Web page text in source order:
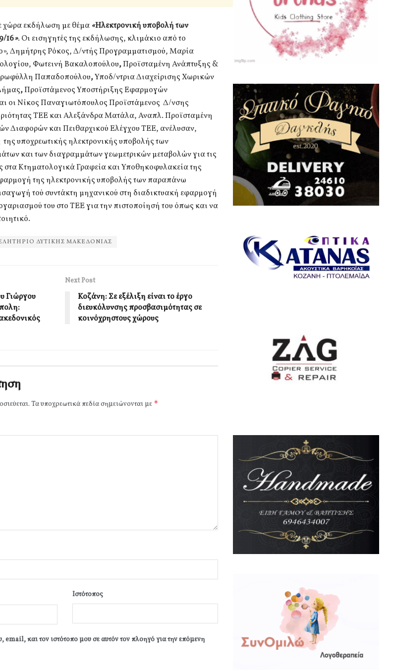
χώρα εκδήλωση με θέμα «Ηλεκτρονική υποβολή των
16». Οι εισηγητές της εκδήλωσης, κλιμάκιο από το
Δημήτρης Ρόκος, Δ/ντής Προγραμματισμού, Μαρία
Φωτεινή Βακαλοπούλου,Προϊσταμένη Ανάπτυξης &
Παπαδοπούλου,Υποδ/ντρια Διαχείρισης Χωρικών
,Προϊστάμενος Υποστήριξης Εφαρμογών
οι Νίκος Παναγιωτόπουλος Προϊστάμενος Δ/νσης
ΤΕΕ και Αλεξάνδρα Ματάλα, Αναπλ. Προϊσταμένη
Διαφορών και Πειθαρχικού Ελέγχου ΤΕΕ, ανέλυσαν,
της υποχρεωτικής ηλεκτρονικής υποβολής των
και των διαγραμμάτων γεωμετρικών μεταβολών για τις
στα Κτηματολογικά Γραφεία και Υποθηκοφυλακεία της
της ηλεκτρονικής υποβολής των παραπάνω
τού συντάκτη μηχανικού στη διαδικτυακή εφαρμογή
του στο ΤΕΕ για την πιστοποίησή του όπως και να
ΔΥΤΙΚΗΣ ΜΑΚΕΔΟΝΙΑΣ
Γιώργου
Next Post
Κοζάνη: Σε εξέλιξη είναι το έργο
διευκόλυνσης προσβασιμότητας σε
κοινόχρηστους χώρους
Τα υποχρεωτικά πεδία σημειώνονται με *
Ιστότοπος
και τον ιστότοπο μου σε αυτόν τον πλοηγό για την επόμενη